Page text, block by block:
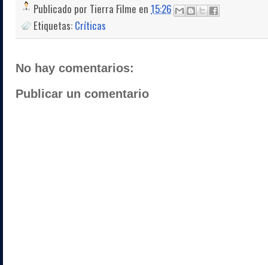
Publicado por Tierra Filme en 15:26
Etiquetas: Críticas
No hay comentarios:
Publicar un comentario